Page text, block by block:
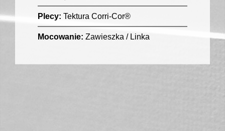
Plecy: Tektura Corri-Cor®
Mocowanie: Zawieszka / Linka